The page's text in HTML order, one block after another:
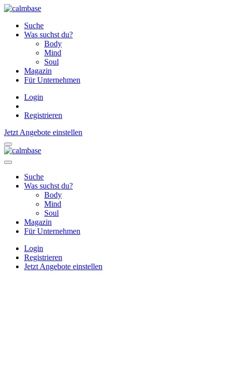
Suche
Was suchst du?
Body
Mind
Soul
Magazin
Für Unternehmen
Login
Registrieren
Jetzt Angebote einstellen
Suche
Was suchst du?
Body
Mind
Soul
Magazin
Für Unternehmen
Login
Registrieren
Jetzt Angebote einstellen